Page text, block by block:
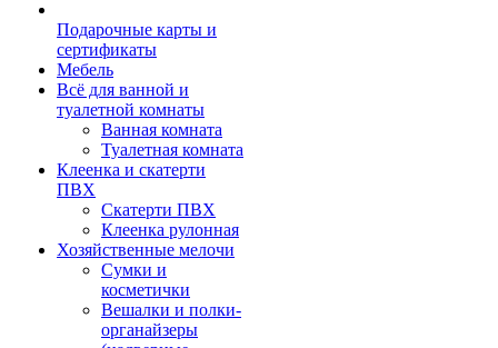
Подарочные карты и
сертификаты
Мебель
Всё для ванной и
туалетной комнаты
Ванная комната
Туалетная комната
Клеенка и скатерти
ПВХ
Скатерти ПВХ
Клеенка рулонная
Хозяйственные мелочи
Сумки и
косметички
Вешалки и полки-
органайзеры